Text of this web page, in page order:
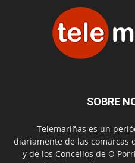
SOBRE
Telemariñas es un
diariamente de las comarcas
y de los Concellos de O